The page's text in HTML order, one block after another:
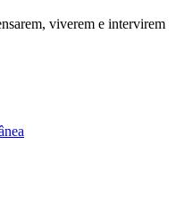
viverem e intervirem